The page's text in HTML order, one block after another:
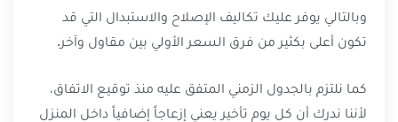
وبالتالي يوفر عليك تكاليف الإصلاح والاستبدال التي قد
تكون أعلى بكثير من فرق السعر الأولي بين مقاول وآخر.
كما نلتزم بالجدول الزمني المتفق عليه منذ توقيع الاتفاق،
لأننا ندرك أن كل يوم تأخير يعني إزعاجاً إضافياً داخل المنزل